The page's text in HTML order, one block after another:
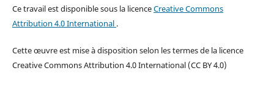
Ce travail est disponible sous la licenceCreative Commons
Attribution 4.0 International .
Cette œuvre est mise à disposition selon les termes de la licence
Creative Commons Attribution 4.0 International (CC BY 4.0)